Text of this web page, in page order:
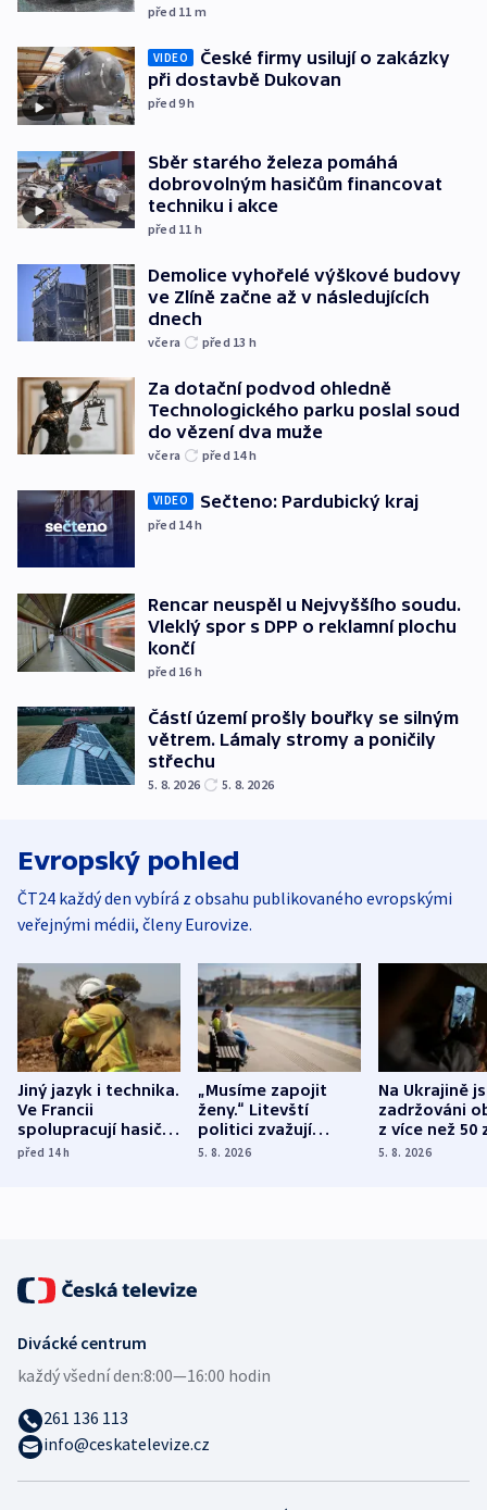
před 11 m
VIDEO
České firmy usilují o zakázky
při dostavbě Dukovan
před 9h
Sběr starého železa pomáhá
dobrovolným hasičům financovat
techniku i akce
před 11 h
Demolice vyhořelé výškové budovy
ve Zlíně začne až v následujících
dnech
včera před 13 h
Za dotační podvod ohledně
Technologického parku poslal soud
do vězení dva muže
včera před 14h
VIDEO Sečteno: Pardubický kraj
před 14h
Rencar neuspěl u Nejvyššího soudu.
Vleklý spor s DPP o reklamní plochu
končí
před 16 h
Částí území prošly bouřky se silným
větrem. Lámaly stromy a poničily
střechu
5. 8. 2026 5. 8. 2026
Evropský pohled
ČT24 každý den vybírá z obsahu publikovaného evropskými
veřejnými médii, členy Eurovize.
Jiný jazyk i technika.
Ve Francii
spolupracují hasiči z
různých zemí
před 14h
„Musíme zapojit
ženy.“ Litevští
politici zvažují
dohodu o
5. 8. 2026
Na Ukrajině
zadržováni
z více než 50
Bojovali na
5. 8. 2026
Divácké centrum
každý všední den:8:00—16:00 hodin
261 136 113
info@ceskatelevize.cz